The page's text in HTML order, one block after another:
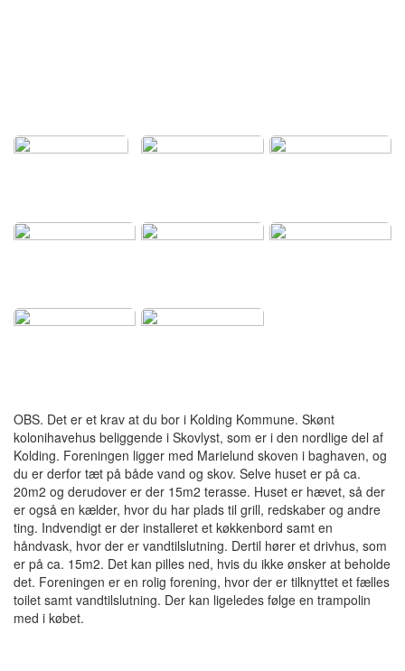
OBS. Det er et krav at du bor i Kolding Kommune. Skønt
kolonihavehus beliggende i Skovlyst, som er i den nordlige del af
Kolding. Foreningen ligger med Marielund skoven i baghaven, og
du er derfor tæt på både vand og skov. Selve huset er på ca.
20m2 og derudover er der 15m2 terasse. Huset er hævet, så der
er også en kælder, hvor du har plads til grill, redskaber og andre
ting. Indvendigt er der installeret et køkkenbord samt en
håndvask, hvor der er vandtilslutning. Dertil hører et drivhus, som
er på ca. 15m2. Det kan pilles ned, hvis du ikke ønsker at beholde
det. Foreningen er en rolig forening, hvor der er tilknyttet et fælles
toilet samt vandtilslutning. Der kan ligeledes følge en trampolin
med i købet.